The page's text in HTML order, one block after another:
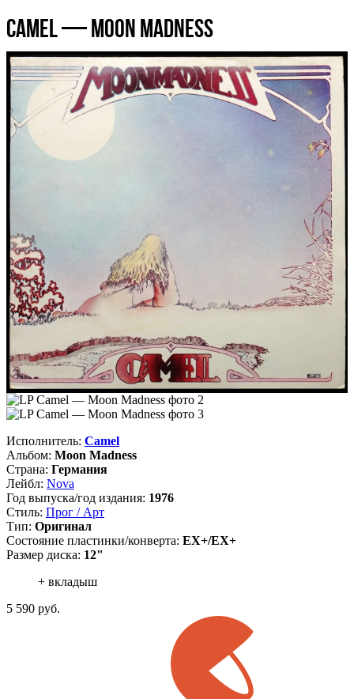
Camel — Moon Madness
Исполнитель: Camel
Альбом: Moon Madness
Страна: Германия
Лейбл: Nova
Год выпуска/год издания: 1976
Стиль: Прог / Арт
Тип: Оригинал
Состояние пластинки/конверта: EX+/EX+
Размер диска: 12"
+ вкладыш
5 590 руб.